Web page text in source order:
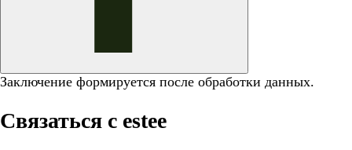
Заключение формируется после обработки данных.
Связаться с estee